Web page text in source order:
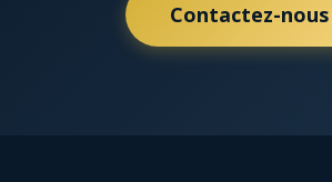
Contactez-nous